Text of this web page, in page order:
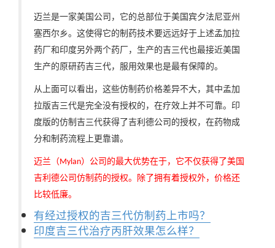
迈兰是一家美国公司，它的总部位于美国宾夕法尼亚州
塞西尔乡。这使得它的制药技术要远远好于上述孟加拉
药厂和印度另外两个药厂，生产的吉三代也最接近美国
生产的原研药吉三代，服用效果也是最有保障的。
从上面可以看出，这些仿制药价格差异不大，其中孟加
拉版吉三代是完全没有授权的，在疗效上并不可靠。印
度版的仿制吉三代获得了吉利德公司的授权，在药物成
分和制药流程上更靠谱。
迈兰（Mylan）公司的最大优势在于，它不仅获得了美国
吉利德公司仿制药的授权。
除了拥有着授权外，价格还
比较低廉。
有经过授权的吉三代仿制药上市吗？
印度吉三代治疗丙肝效果怎么样？